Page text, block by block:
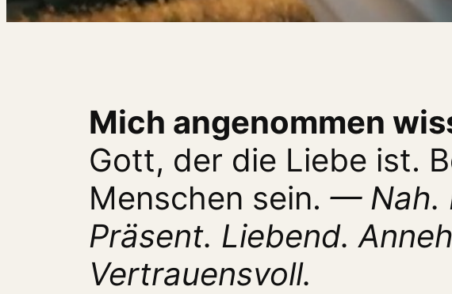
Mich angenommen
Gott, der die Liebe ist.
Menschen sein. — Nah.
Präsent. Liebend.
Vertrauensvoll.